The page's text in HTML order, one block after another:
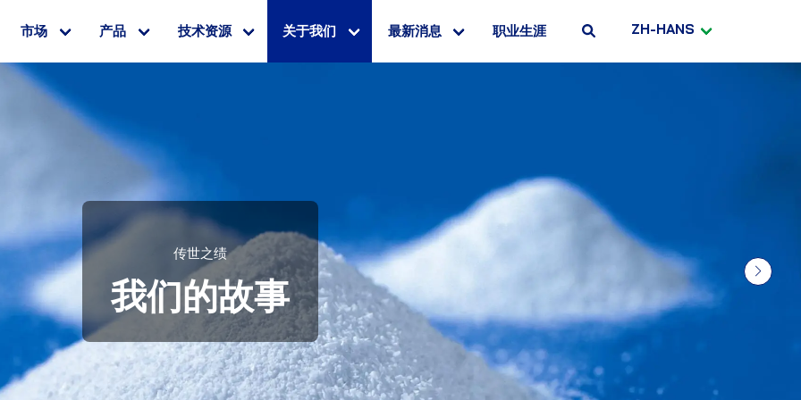
市场 产品 技术资源 关于我们 最新消息 职业生涯 ZH-HANS
传世之绩
我们的故事